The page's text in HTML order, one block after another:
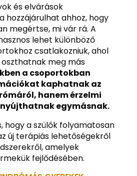
és elvárások
hozzájárulhat ahhoz, hogy
megértse, mi vár rá. A
lehet különböző
csatlakozniuk, ahol
meg más
a csoportokban
kaphatnak az
hanem érzelmi
egymásnak.
hogy a szülők folyamatosan
új terápiás lehetőségekről
amelyek
fejlődésében.